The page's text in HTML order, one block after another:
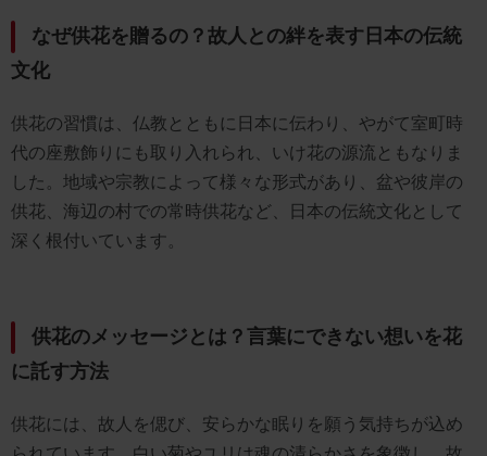
なぜ供花を贈るの？故人との絆を表す日本の伝統
文化
供花の習慣は、仏教とともに日本に伝わり、やがて室町時
代の座敷飾りにも取り入れられ、いけ花の源流ともなりま
した。地域や宗教によって様々な形式があり、盆や彼岸の
供花、海辺の村での常時供花など、日本の伝統文化として
深く根付いています。
供花のメッセージとは？言葉にできない想いを花
に託す方法
供花には、故人を偲び、安らかな眠りを願う気持ちが込め